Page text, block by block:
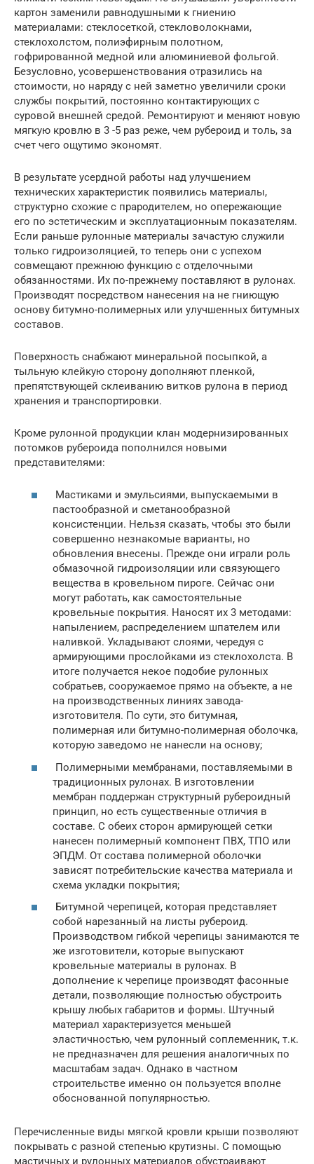
картон заменили равнодушными к гниению
материалами: стеклосеткой, стекловолокнами,
стеклохолстом, полиэфирным полотном,
гофрированной медной или алюминиевой фольгой.
Безусловно, усовершенствования отразились на
стоимости, но наряду с ней заметно увеличили сроки
службы покрытий, постоянно контактирующих с
суровой внешней средой. Ремонтируют и меняют новую
мягкую кровлю в 3 -5 раз реже, чем рубероид и толь, за
счет чего ощутимо экономят.
В результате усердной работы над улучшением
технических характеристик появились материалы,
структурно схожие с прародителем, но опережающие
его по эстетическим и эксплуатационным показателям.
Если раньше рулонные материалы зачастую служили
только гидроизоляцией, то теперь они с успехом
совмещают прежнюю функцию с отделочными
обязанностями. Их по-прежнему поставляют в рулонах.
Производят посредством нанесения на не гниющую
основу битумно-полимерных или улучшенных битумных
составов.
Поверхность снабжают минеральной посыпкой, а
тыльную клейкую сторону дополняют пленкой,
препятствующей склеиванию витков рулона в период
хранения и транспортировки.
Кроме рулонной продукции клан модернизированных
потомков рубероида пополнился новыми
представителями:
Мастиками и эмульсиями, выпускаемыми в
пастообразной и сметанообразной
консистенции. Нельзя сказать, чтобы это были
совершенно незнакомые варианты, но
обновления внесены. Прежде они играли роль
обмазочной гидроизоляции или связующего
вещества в кровельном пироге. Сейчас они
могут работать, как самостоятельные
кровельные покрытия. Наносят их 3 методами:
напылением, распределением шпателем или
наливкой. Укладывают слоями, чередуя с
армирующими прослойками из стеклохолста. В
итоге получается некое подобие рулонных
собратьев, сооружаемое прямо на объекте, а не
на производственных линиях завода-
изготовителя. По сути, это битумная,
полимерная или битумно-полимерная оболочка,
которую заведомо не нанесли на основу;
Полимерными мембранами, поставляемыми в
традиционных рулонах. В изготовлении
мембран поддержан структурный рубероидный
принцип, но есть существенные отличия в
составе. С обеих сторон армирующей сетки
нанесен полимерный компонент ПВХ, ТПО или
ЭПДМ. От состава полимерной оболочки
зависят потребительские качества материала и
схема укладки покрытия;
Битумной черепицей, которая представляет
собой нарезанный на листы рубероид.
Производством гибкой черепицы занимаются те
же изготовители, которые выпускают
кровельные материалы в рулонах. В
дополнение к черепице производят фасонные
детали, позволяющие полностью обустроить
крышу любых габаритов и формы. Штучный
материал характеризуется меньшей
эластичностью, чем рулонный соплеменник, т.к.
не предназначен для решения аналогичных по
масштабам задач. Однако в частном
строительстве именно он пользуется вполне
обоснованной популярностью.
Перечисленные виды мягкой кровли крыши позволяют
покрывать с разной степенью крутизны. С помощью
мастичных и рулонных материалов обустраивают